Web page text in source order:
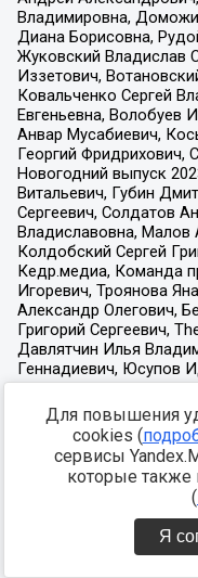
Для повышения
cookies (
сервисы
которые
(
Я